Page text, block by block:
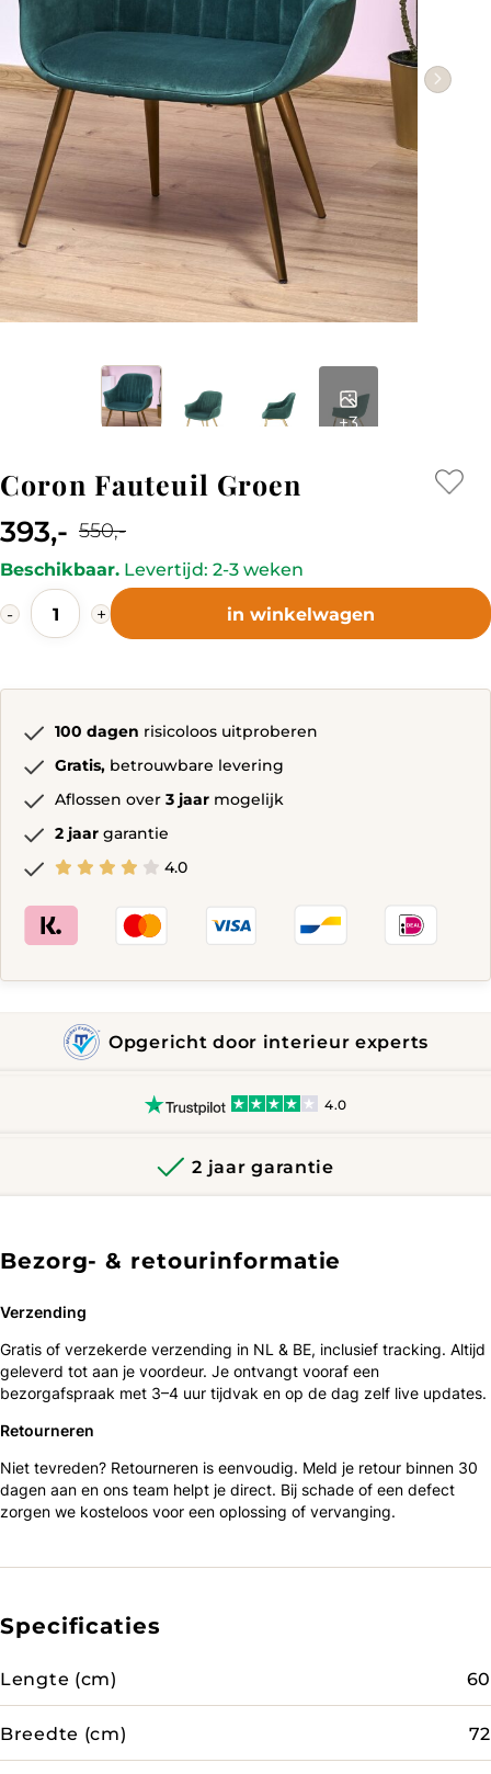
+3
Coron Fauteuil Groen
393,-
Current
price
is:
393,-.
550,-
Original
price
was:
550,-.
Beschikbaar. Levertijd: 2-3 weken
-
Coron
Fauteuil
Groen
+ in winkelwagen
100 dagen risicoloos uitproberen
Gratis, betrouwbare levering
Aflossen over 3 jaar mogelijk
2 jaar garantie
4.0
Opgericht door interieur experts
4.0
2 jaar garantie
Bezorg- & retourinformatie
Verzending
Gratis of verzekerde verzending in NL & BE, inclusief tracking. Altijd
geleverd tot aan je voordeur. Je ontvangt vooraf een
bezorgafspraak met 3–4 uur tijdvak en op de dag zelf live updates.
Retourneren
Niet tevreden? Retourneren is eenvoudig. Meld je retour binnen 30
dagen aan en ons team helpt je direct. Bij schade of een defect
zorgen we kosteloos voor een oplossing of vervanging.
Specificaties
Lengte (cm) 60
Breedte (cm) 72